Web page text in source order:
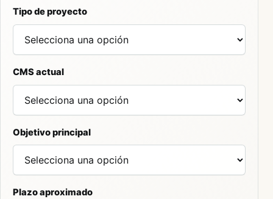
Tipo de proyecto
CMS actual
Objetivo principal
Plazo aproximado